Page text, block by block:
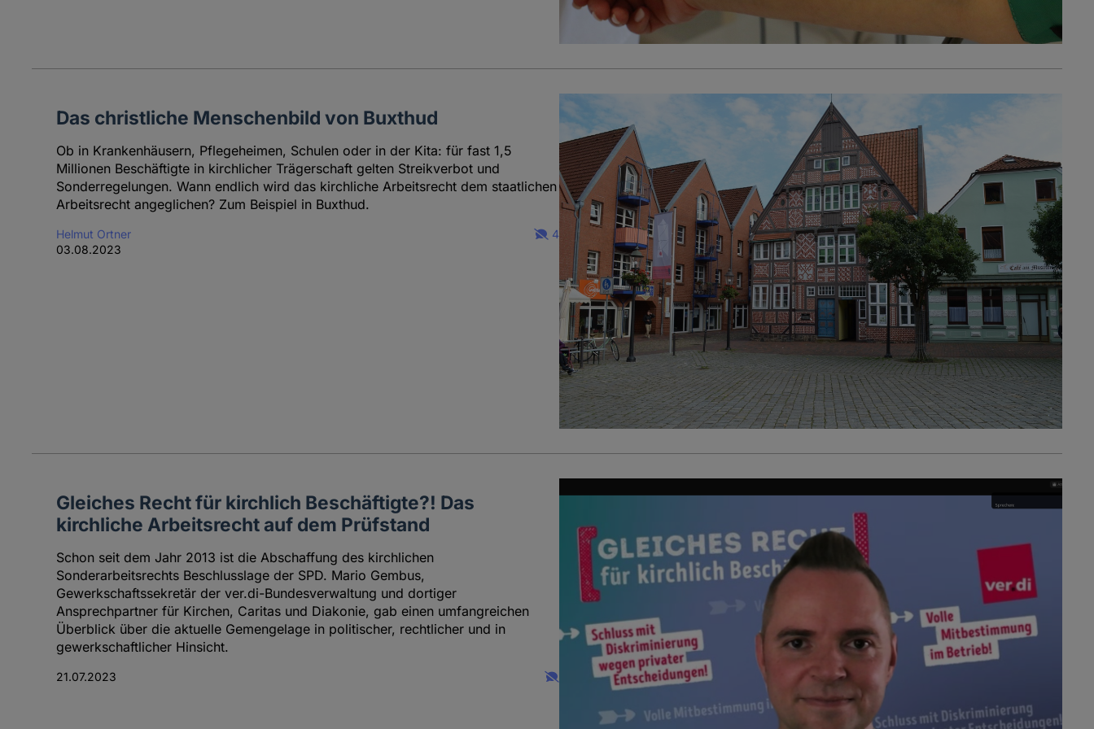
Das christliche Menschenbild von Buxthud
Ob in Krankenhäusern, Pflegeheimen, Schulen oder in der Kita: für fast 1,5
Millionen Beschäftigte in kirchlicher Trägerschaft gelten Streikverbot und
Sonderregelungen. Wann endlich wird das kirchliche Arbeitsrecht dem staatlichen
Arbeitsrecht angeglichen? Zum Beispiel in Buxthud.
Helmut Ortner
03.08.2023
4
Gleiches Recht für kirchlich Beschäftigte?! Das
kirchliche Arbeitsrecht auf dem Prüfstand
Schon seit dem Jahr 2013 ist die Abschaffung des kirchlichen
Sonderarbeitsrechts Beschlusslage der SPD. Mario Gembus,
Gewerkschaftssekretär der ver.di-Bundesverwaltung und dortiger
Ansprechpartner für Kirchen, Caritas und Diakonie, gab einen umfangreichen
Überblick über die aktuelle Gemengelage in politischer, rechtlicher und in
gewerkschaftlicher Hinsicht.
21.07.2023